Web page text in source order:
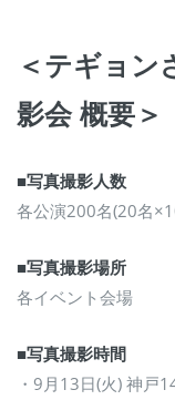
＜テギョン
影会 概要＞
■写真撮影人数
各公演200名(20名
■写真撮影場所
各イベント会場
■写真撮影時間
・9月13日(火) 神戸